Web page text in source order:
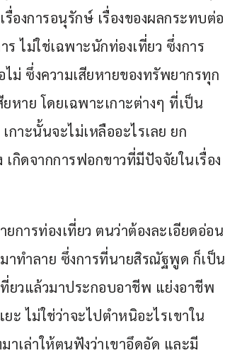
งการอนุรักษ์ เรื่องของผลกระทบต่อ
ไม่ใช่เฉพาะนักท่องเที่ยว ซึ่งการ
ซึ่งความเสียหายของทรัพยากรทุก
าย โดยเฉพาะเกาะต่างๆ ที่เป็น
าะนั้นจะไม่เหลืออะไรเลย ยก
กิดจากการฟอกขาวที่มีปัจจัยในเรื่อง
การท่องเที่ยว ตนว่าต้องละเอียดอ่อน
าทำลาย ซึ่งการที่นายสิรณัฐพูด ก็เป็น
ที่ยวแล้วมาประกอบอาชีพ แย่งอาชีพ
ะ ไม่ใช่ว่าจะไปตำหนิอะไรเขาใน
าเล่าให้ตนฟังว่าเขาอึดอัด และมี